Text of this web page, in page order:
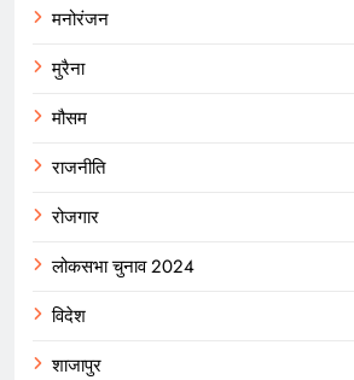
मनोरंजन
मुरैना
मौसम
राजनीति
रोजगार
लोकसभा चुनाव 2024
विदेश
शाजापुर